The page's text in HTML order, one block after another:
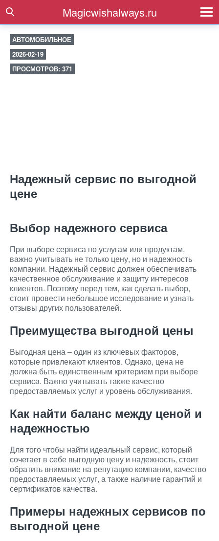
Magicwishalways.ru
АВТОМОБИЛЬНОЕ
2026-02-19
ПРОСМОТРОВ: 371
Надежный сервис по выгодной
цене
Выбор надежного сервиса
При выборе сервиса по услугам или продуктам,
важно учитывать не только цену, но и надежность
компании. Надежный сервис должен обеспечивать
качественное обслуживание и защиту интересов
клиентов. Поэтому перед тем, как сделать выбор,
стоит провести небольшое исследование и узнать
отзывы других пользователей.
Преимущества выгодной цены
Выгодная цена – один из ключевых факторов,
которые привлекают клиентов. Однако, цена не
должна быть единственным критерием при выборе
сервиса. Важно учитывать также качество
предоставляемых услуг и уровень обслуживания.
Как найти баланс между ценой и
надежностью
Для того чтобы найти идеальный сервис, который
сочетает в себе выгодную цену и надежность, стоит
обратить внимание на репутацию компании, качество
предоставляемых услуг, а также наличие гарантий и
сертификатов качества.
Примеры надежных сервисов по
выгодной цене